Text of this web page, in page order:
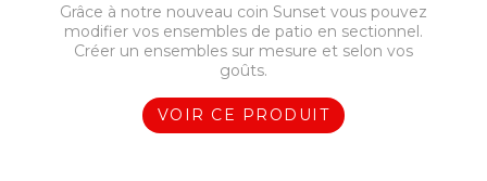
Grâce à notre nouveau coin Sunset vous pouvez
modifier vos ensembles de patio en sectionnel.
Créer un ensembles sur mesure et selon vos
goûts.
VOIR CE PRODUIT